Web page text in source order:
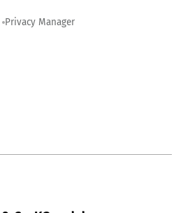
Privacy Manager